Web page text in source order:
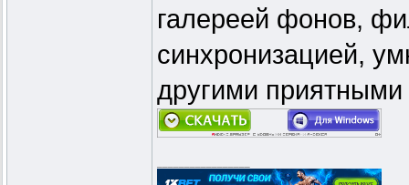
галереей фонов,
синхронизацией,
другими